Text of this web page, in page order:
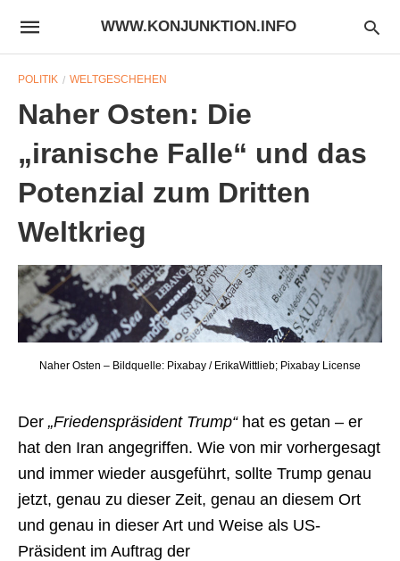
WWW.KONJUNKTION.INFO
POLITIK WELTGESCHEHEN
Naher Osten: Die
„iranische Falle“ und das
Potenzial zum Dritten
Weltkrieg
Naher Osten – Bildquelle: Pixabay / ErikaWittlieb; Pixabay License
Der „Friedenspräsident Trump“hat es getan – er
hat den Iran angegriffen. Wie von mir vorhergesagt
und immer wieder ausgeführt, sollte Trump genau
jetzt, genau zu dieser Zeit, genau an diesem Ort
und genau in dieser Art und Weise als US-
Präsident im Auftrag der